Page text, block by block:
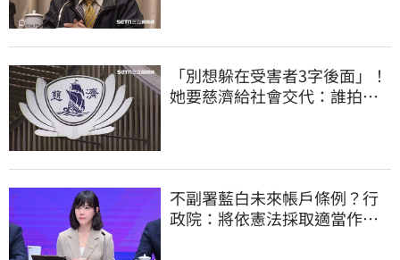
「別想躲在受害者3字後面」！
她要慈濟給社會交代：誰拍板
不副署藍白未來帳戶條例？行
政院：將依憲法採取適當作